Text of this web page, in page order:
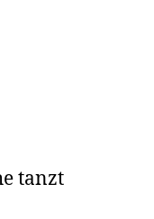
tanzt